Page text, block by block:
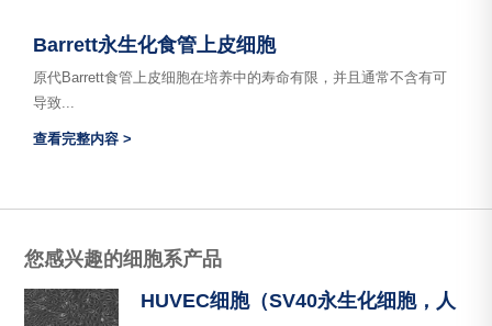
Barrett永生化食管上皮细胞
原代Barrett食管上皮细胞在培养中的寿命有限，并且通常不含有可
导致...
查看完整内容 >
您感兴趣的细胞系产品
HUVEC细胞（SV40永生化细胞，人